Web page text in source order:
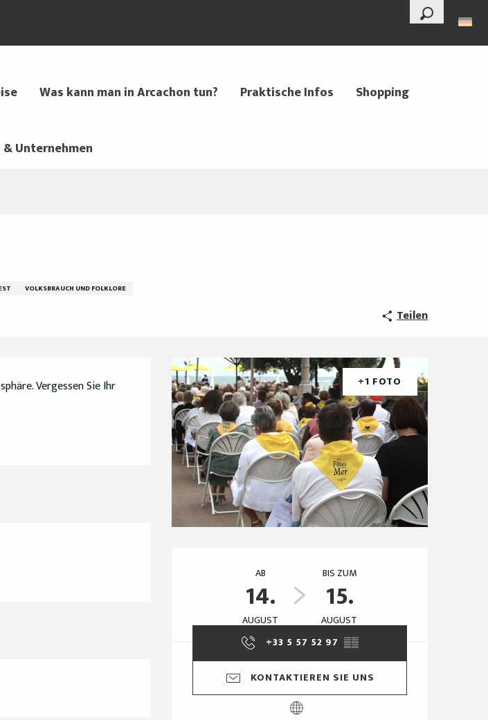
--°
Suche
Was kann man in Arcachon tun? Praktische Infos Shopping
& Unternehmen
VOLKSBRAUCH UND FOLKLORE
Teilen
+1 FOTO
Öffnungszeiten &
AB
14.
AUGUST
BIS ZUM
15.
AUGUST
+33 5 57 52 97 ▒▒
KONTAKTIEREN SIE UNS
Vergessen Sie Ihr